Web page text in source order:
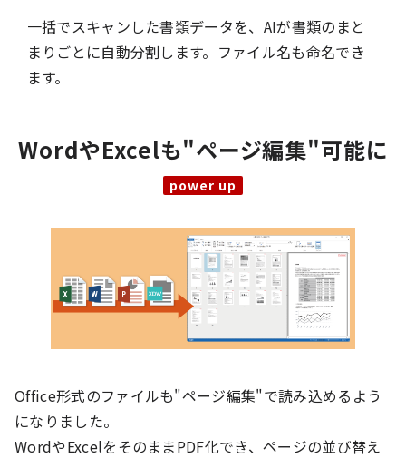
一括でスキャンした書類データを、AIが書類のまと
まりごとに自動分割します。ファイル名も命名でき
ます。
WordやExcelも"ページ編集"可能に
Office形式のファイルも"ページ編集"で読み込めるよう
になりました。
WordやExcelをそのままPDF化でき、ページの並び替え